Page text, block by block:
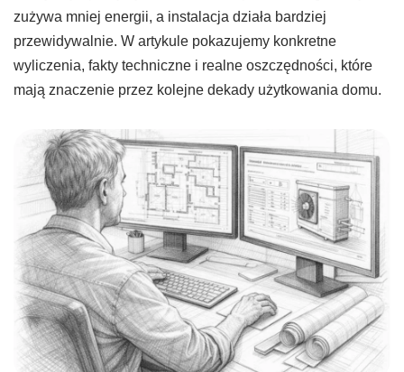
zużywa mniej energii, a instalacja działa bardziej
przewidywalnie. W artykule pokazujemy konkretne
wyliczenia, fakty techniczne i realne oszczędności, które
mają znaczenie przez kolejne dekady użytkowania domu.